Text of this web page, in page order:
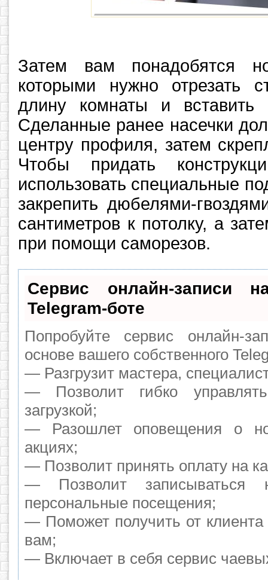
Затем вам понадобятся
которыми нужно отрезать
длину комнаты и
Сделанные ранее насечки
центру профиля, затем
Чтобы придать
использовать специальные
закрепить дюбелями-
сантиметров к потолку, а
при помощи саморезов.
Сервис онлайн-записи
Telegram-боте
Попробуйте сервис онлайн-
основе вашего собственного
— Разгрузит мастера,
— Позволит гибко
загрузкой;
— Разошлет оповещения о
акциях;
— Позволит принять оплату на
— Позволит записываться
персональные посещения;
— Поможет получить от
вам;
— Включает в себя сервис